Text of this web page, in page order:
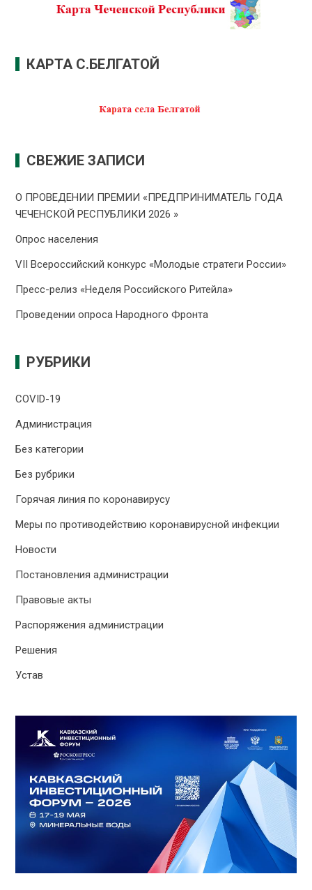
КАРТА С.БЕЛГАТОЙ
СВЕЖИЕ ЗАПИСИ
О ПРОВЕДЕНИИ ПРЕMИИ «ПРЕДПРИНИМАТЕЛЬ ГОДА
ЧЕЧЕНСКОЙ РЕСПУБЛИКИ 2026 »
Опрос населения
VII Всероссийский конкурс «Молодые стратеги России»
Пресс-релиз «Неделя Российского Ритейла»
Проведении опроса Народного Фронта
РУБРИКИ
COVID-19
Администрация
Без категории
Без рубрики
Горячая линия по коронавирусу
Меры по противодействию коронавирусной инфекции
Новости
Постановления администрации
Правовые акты
Распоряжения администрации
Решения
Устав